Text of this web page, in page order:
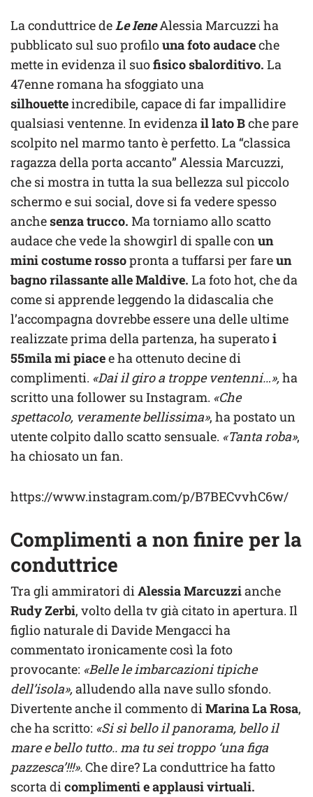
La conduttrice deLe IeneAlessia Marcuzzi ha
pubblicato sul suo profilouna foto audaceche
mette in evidenza il suofisico sbalorditivo. La
47enne romana ha sfoggiato una
silhouetteincredibile, capace di far impallidire
qualsiasi ventenne. In evidenzail lato Bche pare
scolpito nel marmo tanto è perfetto. La “classica
ragazza della porta accanto” Alessia Marcuzzi,
che si mostra in tutta la sua bellezza sul piccolo
schermo e sui social, dove si fa vedere spesso
anchesenza trucco. Ma torniamo allo scatto
audace che vede la showgirl di spalle conun
mini costume rossopronta a tuffarsi per fareun
bagno rilassante alle Maldive. La foto hot, che da
come si apprende leggendo la didascalia che
l’accompagna dovrebbe essere una delle ultime
realizzate prima della partenza, ha superatoi
55mila mi piacee ha ottenuto decine di
complimenti. «Dai il giro a troppe ventenni…»,ha
scritto una follower su Instagram. «Che
spettacolo, veramente bellissima», ha postato un
utente colpito dallo scatto sensuale. «Tanta roba»,
ha chiosato un fan.
https://www.instagram.com/p/B7BECvvhC6w/
Complimenti a non finire per la
conduttrice
Tra gli ammiratori diAlessia Marcuzzianche
Rudy Zerbi, volto della tv già citato in apertura. Il
figlio naturale di Davide Mengacci ha
commentato ironicamente così la foto
provocante: «Belle le imbarcazioni tipiche
dell’isola»,alludendo alla nave sullo sfondo.
Divertente anche il commento diMarina La Rosa,
che ha scritto: «Si sì bello il panorama, bello il
mare e bello tutto.. ma tu sei troppo ‘una figa
pazzesca’!!!».Che dire? La conduttrice ha fatto
scorta dicomplimenti e applausi virtuali.